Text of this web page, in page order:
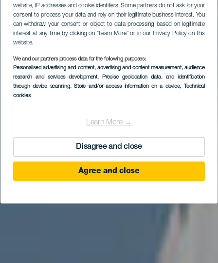
website, IP addresses and cookie identifiers. Some partners do not ask for your
consent to process your data and rely on their legitimate business interest. You
can withdraw your consent or object to data processing based on legitimate
interest at any time by clicking on “Learn More” or in our Privacy Policy on this
website.
We and our partners process data for the following purposes:
Personalised advertising and content, advertising and content measurement, audience
research and services development, Precise geolocation data, and identification
through device scanning, Store and/or access information on a device, Technical
cookies
Learn More →
Disagree and close
Agree and close